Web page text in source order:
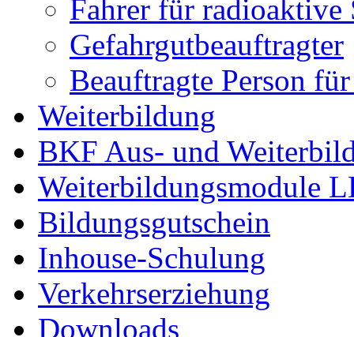
Fahrer für
Gefahrgutbeauftragter
Beauftragte Person
Weiterbildung
BKF Aus- und
Weiterbildungsmodule
Bildungsgutschein
Inhouse-Schulung
Verkehrserziehung
Downloads